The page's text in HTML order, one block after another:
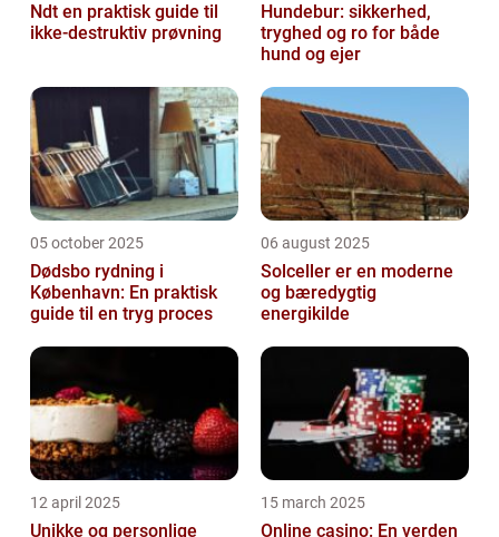
Ndt en praktisk guide til
ikke-destruktiv prøvning
Hundebur: sikkerhed,
tryghed og ro for både
hund og ejer
05 october 2025
Dødsbo rydning i
København: En praktisk
guide til en tryg proces
06 august 2025
Solceller er en moderne
og bæredygtig
energikilde
12 april 2025
Unikke og personlige
15 march 2025
Online casino: En verden